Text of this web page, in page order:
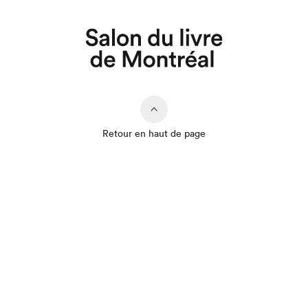
Retour en haut de page